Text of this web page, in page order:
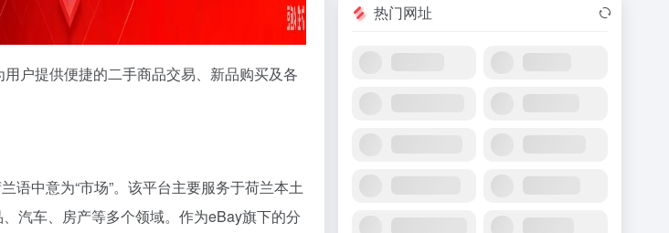
户提供便捷的二手商品交易、新品购买及各
语中意为“市场”。该平台主要服务于荷兰本土
汽车、房产等多个领域。作为eBay旗下的分
热门网址